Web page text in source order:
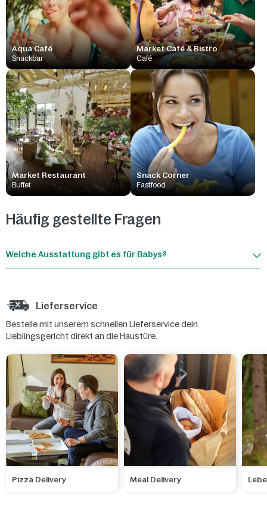
Aqua Café
Snackbar
Market Café & Bistro
Café
Market Restaurant
Buffet
Snack Corner
Fastfood
Häufig gestellte Fragen
Welche Ausstattung gibt es für Babys?
Lieferservice
Bestelle mit unserem schnellen Lieferservice dein
Lieblingsgericht direkt an die Haustüre.
Pizza Delivery Meal Delivery